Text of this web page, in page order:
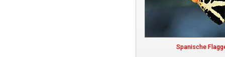
Spanische